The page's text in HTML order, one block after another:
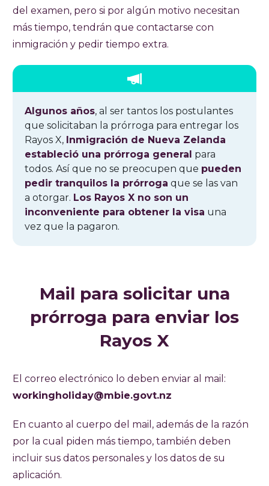
del examen, pero si por algún motivo necesitan
más tiempo, tendrán que contactarse con
inmigración y pedir tiempo extra.
Algunos años, al ser tantos los postulantes
que solicitaban la prórroga para entregar los
Rayos X, Inmigración de Nueva Zelanda
estableció una prórroga general para
todos. Así que no se preocupen que pueden
pedir tranquilos la prórroga que se las van
a otorgar. Los Rayos X no son un
inconveniente para obtener la visa una
vez que la pagaron.
Mail para solicitar una
prórroga para enviar los
Rayos X
El correo electrónico lo deben enviar al mail:
workingholiday@mbie.govt.nz
En cuanto al cuerpo del mail, además de la razón
por la cual piden más tiempo, también deben
incluir sus datos personales y los datos de su
aplicación.